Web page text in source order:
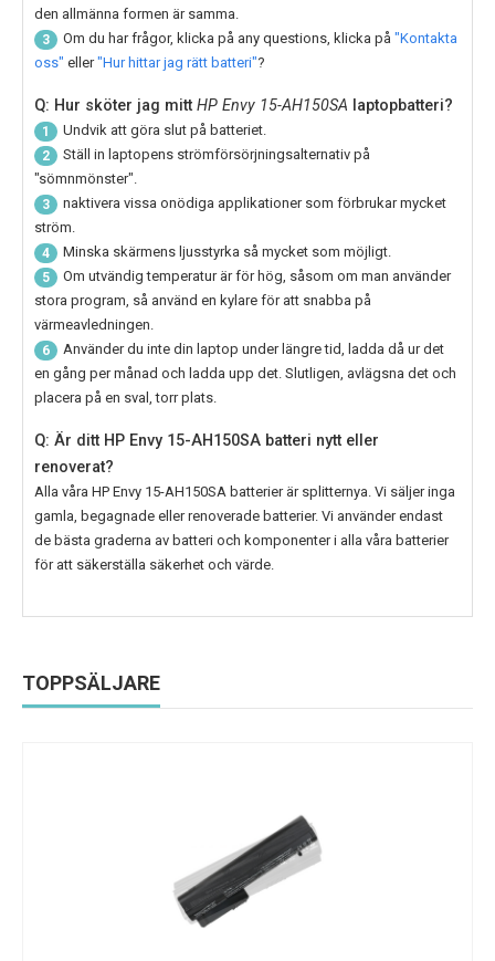
den allmänna formen är samma.
3 Om du har frågor, klicka på any questions, klicka på "Kontakta
oss" eller"Hur hittar jag rätt batteri"?
Q: Hur sköter jag mitt HP Envy 15-AH150SA laptopbatteri?
1 Undvik att göra slut på batteriet.
2
Ställ in laptopens strömförsörjningsalternativ på
"sömnmönster".
3
naktivera vissa onödiga applikationer som förbrukar mycket
ström.
4 Minska skärmens ljusstyrka så mycket som möjligt.
5
Om utvändig temperatur är för hög, såsom om man använder
stora program, så använd en kylare för att snabba på
värmeavledningen.
6
Använder du inte din laptop under längre tid, ladda då ur det
en gång per månad och ladda upp det. Slutligen, avlägsna det och
placera på en sval, torr plats.
Q: Är ditt HP Envy 15-AH150SA batteri nytt eller
renoverat?
Alla våra HP Envy 15-AH150SA batterier är splitternya. Vi säljer inga
gamla, begagnade eller renoverade batterier. Vi använder endast
de bästa graderna av batteri och komponenter i alla våra batterier
för att säkerställa säkerhet och värde.
TOPPSÄLJARE